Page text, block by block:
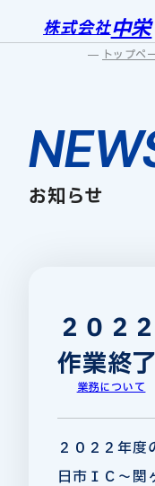
株式会社中栄
トップペ
お知らせ
２０２
作業終
業務について
２０２２年度
日市ＩＣ～関